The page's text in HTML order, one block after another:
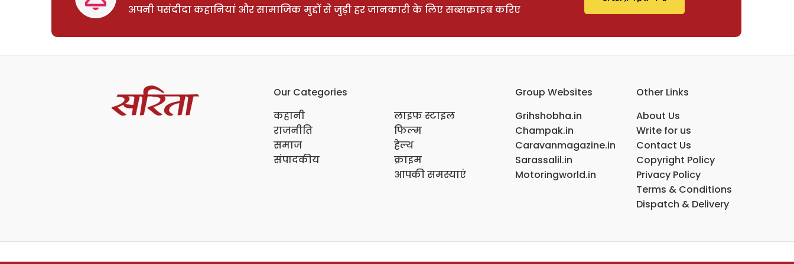
अपनी पसंदीदा कहानियां और सामाजिक मुद्दों से जुड़ी हर जानकारी के लिए सब्सक्राइब करिए
Our Categories
कहानी
राजनीति
समाज
संपादकीय
लाइफ स्टाइल
फिल्म
हेल्थ
क्राइम
आपकी समस्याएं
Group Websites
Grihshobha.in
Champak.in
Caravanmagazine.in
Sarassalil.in
Motoringworld.in
Other Links
About Us
Write for us
Contact Us
Copyright Policy
Privacy Policy
Terms & Conditions
Dispatch & Delivery